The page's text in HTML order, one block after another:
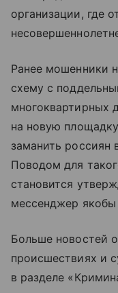
организации, где
Ранее мошенники
схему с
многоквартирных
на новую
заманить
Поводом для
становится
мессенджер якобы
Больше новостей
происшествиях и
в разделе